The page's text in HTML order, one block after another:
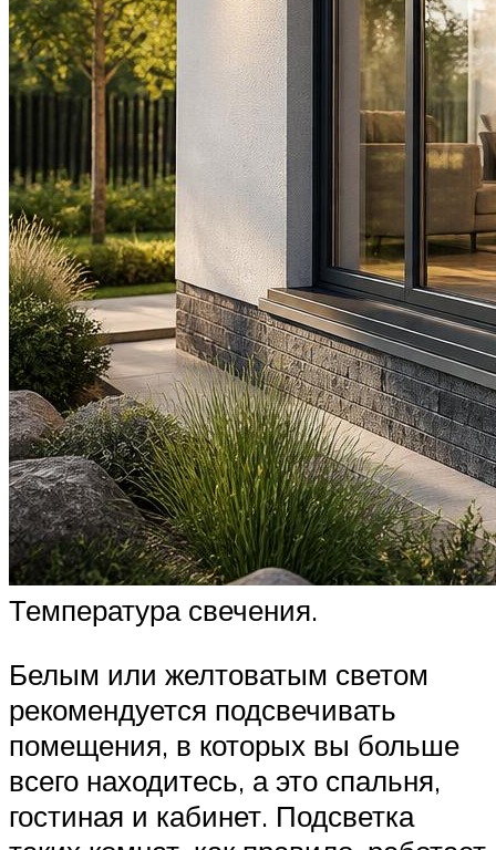
Температура свечения.
Белым или желтоватым светом
рекомендуется подсвечивать
помещения, в которых вы больше
всего находитесь, а это спальня,
гостиная и кабинет. Подсветка